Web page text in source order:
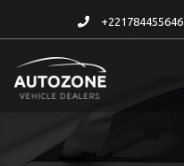
+221784455646